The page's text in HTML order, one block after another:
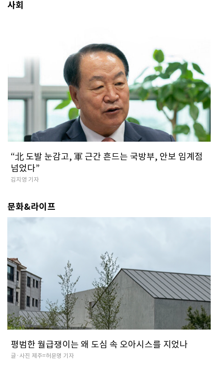
사회
​“北 도발 눈감고, 軍 근간 흔드는 국방부, 안보 임계점
넘었다”
김지영 기자
문화&라이프
평범한 월급쟁이는 왜 도심 속 오아시스를 지었나
글·사진 제주=허문명 기자